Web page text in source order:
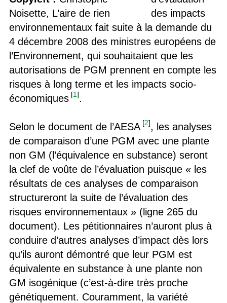
Noisette, L’aire de rien
des impacts
environnementaux fait suite à la demande du
4 décembre 2008 des ministres européens de
l’Environnement, qui souhaitaient que les
autorisations de PGM prennent en compte les
risques à long terme et les impacts socio-
économiques [1].
Selon le document de l’AESA [2], les analyses
de comparaison d’une PGM avec une plante
non GM (l’équivalence en substance) seront
la clef de voûte de l’évaluation puisque « les
résultats de ces analyses de comparaison
structureront la suite de l’évaluation des
risques environnementaux » (ligne 265 du
document). Les pétitionnaires n’auront plus à
conduire d’autres analyses d’impact dès lors
qu’ils auront démontré que leur PGM est
équivalente en substance à une plante non
GM isogénique (c’est-à-dire très proche
génétiquement. Couramment, la variété